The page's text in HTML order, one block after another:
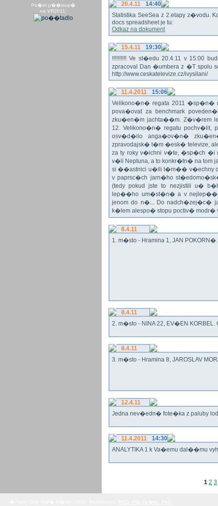
Po�et p��stup�
na VR2011:
20.4.11
14:40
Statistika SeeSea z 2.etapy z�vodu.
docs spreadsheet je tu:
Odkaz na dokument
15.4.11
19:30
!!!!!!!!!! Ve st�edu 20.4.11 v 15:00
zpracoval Dan �umbera z �T spolu
http://www.ceskatelevize.cz/ivysilani/
11.4.2011
15:06
Velikono�n� regata 2011 �sp�n�
pova�ovat za benchmark
zku�en�m jachta��m. Z�v�rem
12. Velikono�n� regatu
osv�d�ilo anga�ov�n�
zpravodajsk� t�m �esk� televize,
za ty roky v�ichni v�te, �sp�ch
v�li Neptuna, a to konkr�tn� na tom
si ��astnici u�ili t�m�� v�echny
v paprsc�ch jarn�ho
(tedy pokud jste to nezjistili u�
lep��ho um�st�n� a v
jenom do n�... Do nadch�zej�c�
k�lem alespo� stopu poctiv�
8.4.11
1. m�sto - Hramina 1, JAN
8.4.11
2. m�sto - NINA 22, EV�EN KORBEL.
8.4.11
3. m�sto - Hramina 8, JAROSLAV
12.4.11
Jedna nev�edn� fote�ka z paluby
11.4.2011
14:30
ANALYTIKA 1 k Va�emu dal��mu
1 2 3